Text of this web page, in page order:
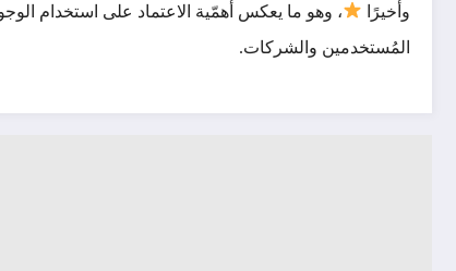
وأخيرًا
، وهو ما يعكس أهمّية الاعتماد على استخدام
المُستخدمين والشركات.